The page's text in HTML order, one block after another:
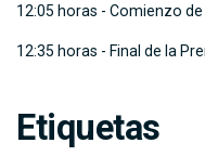
12:05 horas - Comienzo
12:35 horas - Final de la
Etiquetas